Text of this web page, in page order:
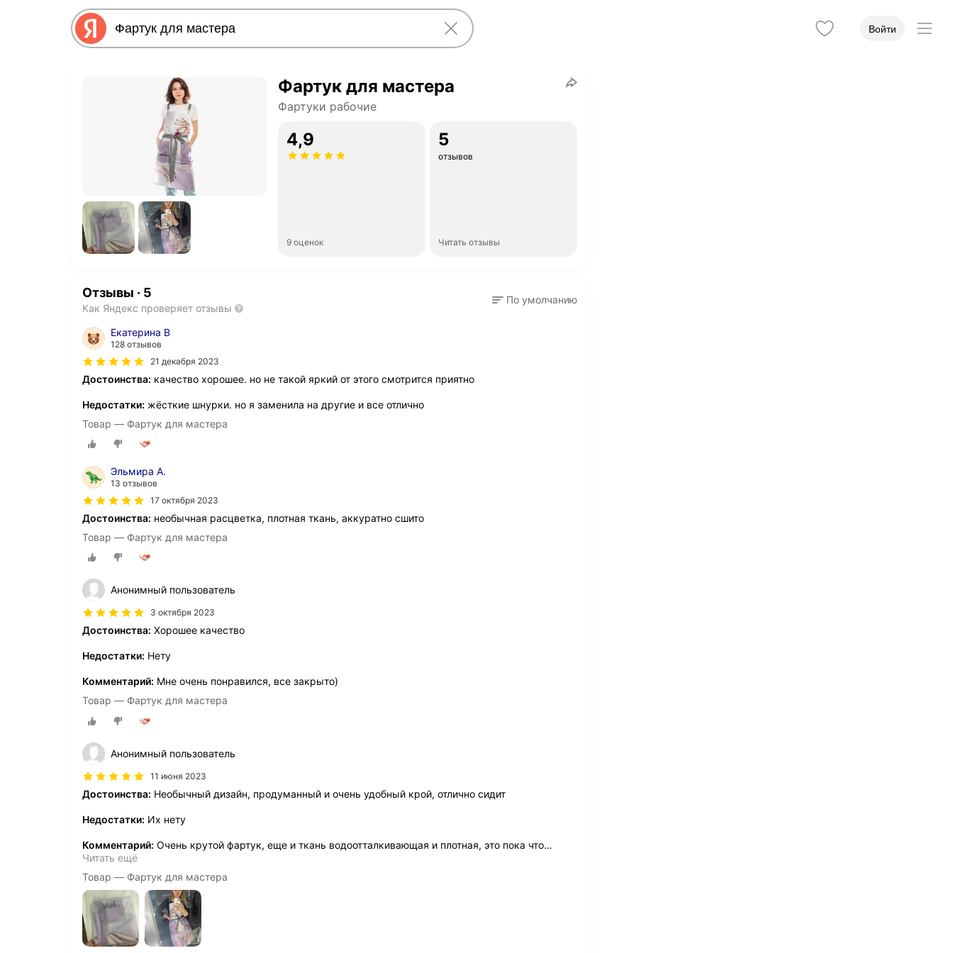
Войти
Фартук для мастера
Фартуки рабочие
4,9
9 оценок
5
отзывов
Читать отзывы
Отзывы · 5
Как Яндекс проверяет отзывы
По умолчанию
Екатерина В
128 отзывов
21 декабря 2023
Достоинства: качество хорошее. но не такой яркий от этого смотрится приятно
Недостатки: жёсткие шнурки. но я заменила на другие и все отлично
Товар — Фартук для мастера
Эльмира А.
13 отзывов
17 октября 2023
Достоинства: необычная расцветка, плотная ткань, аккуратно сшито
Товар — Фартук для мастера
Анонимный пользователь
3 октября 2023
Достоинства: Хорошее качество
Недостатки: Нету
Комментарий: Мне очень понравился, все закрыто)
Товар — Фартук для мастера
Анонимный пользователь
11 июня 2023
Достоинства: Необычный дизайн, продуманный и очень удобный крой, отлично сидит
Недостатки: Их нету
Комментарий: Очень крутой фартук, еще и ткань водоотталкивающая и плотная, это пока что…
Читать ещё
Товар — Фартук для мастера